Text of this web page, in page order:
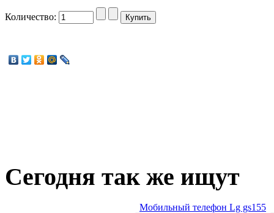
Количество:
Сегодня так же ищут
Мобильный телефон Lg gs155